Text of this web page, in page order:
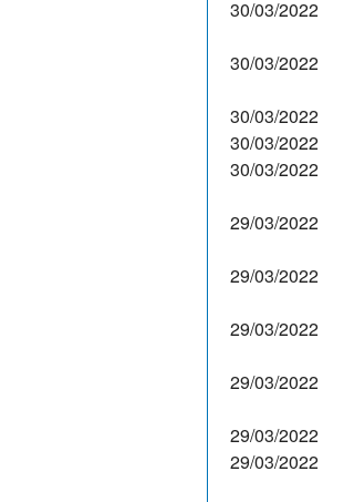
30/03/2022
30/03/2022
30/03/2022
30/03/2022
30/03/2022
29/03/2022
29/03/2022
29/03/2022
29/03/2022
29/03/2022
29/03/2022